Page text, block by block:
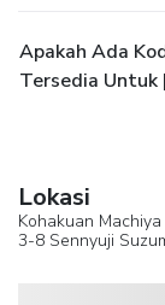
Apakah Ada
Tersedia
Lokasi
Kohakuan
3-8 Sennyuji